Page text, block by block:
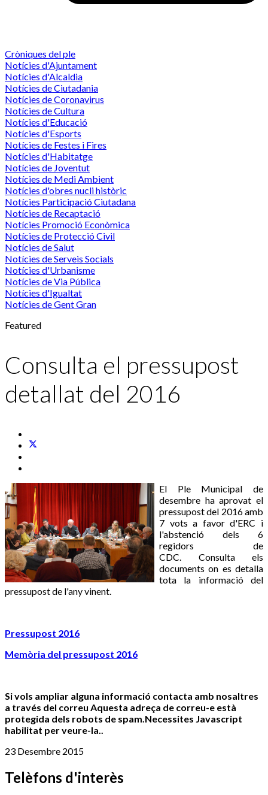
Cròniques del ple
Notícies d'Ajuntament
Notícies d'Alcaldia
Notícies de Ciutadania
Notícies de Coronavirus
Notícies de Cultura
Notícies d'Educació
Notícies d'Esports
Notícies de Festes i Fires
Notícies d'Habitatge
Notícies de Joventut
Notícies de Medi Ambient
Notícies d'obres nucli històric
Notícies Participació Ciutadana
Notícies de Recaptació
Notícies Promoció Econòmica
Notícies de Protecció Civil
Notícies de Salut
Notícies de Serveis Socials
Notícies d'Urbanisme
Notícies de Via Pública
Notícies d'Igualtat
Notícies de Gent Gran
Featured
Consulta el pressupost
detallat del 2016
El Ple Municipal de
desembre ha aprovat el
pressupost del 2016 amb
7 vots a favor d'ERC i
l'abstenció dels 6
regidors de
CDC. Consulta els
documents on es detalla
tota la informació del
pressupost de l'any vinent.
Pressupost 2016
Memòria del pressupost 2016
Si vols ampliar alguna informació contacta amb nosaltres
a través del correu Aquesta adreça de correu-e està
protegida dels robots de spam.Necessites Javascript
habilitat per veure-la..
23 Desembre 2015
Telèfons d'interès